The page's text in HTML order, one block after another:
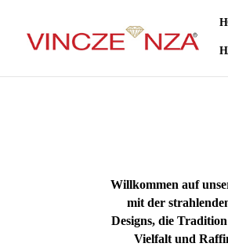
Willkommen auf
mit der
Designs, die
Vielfalt und